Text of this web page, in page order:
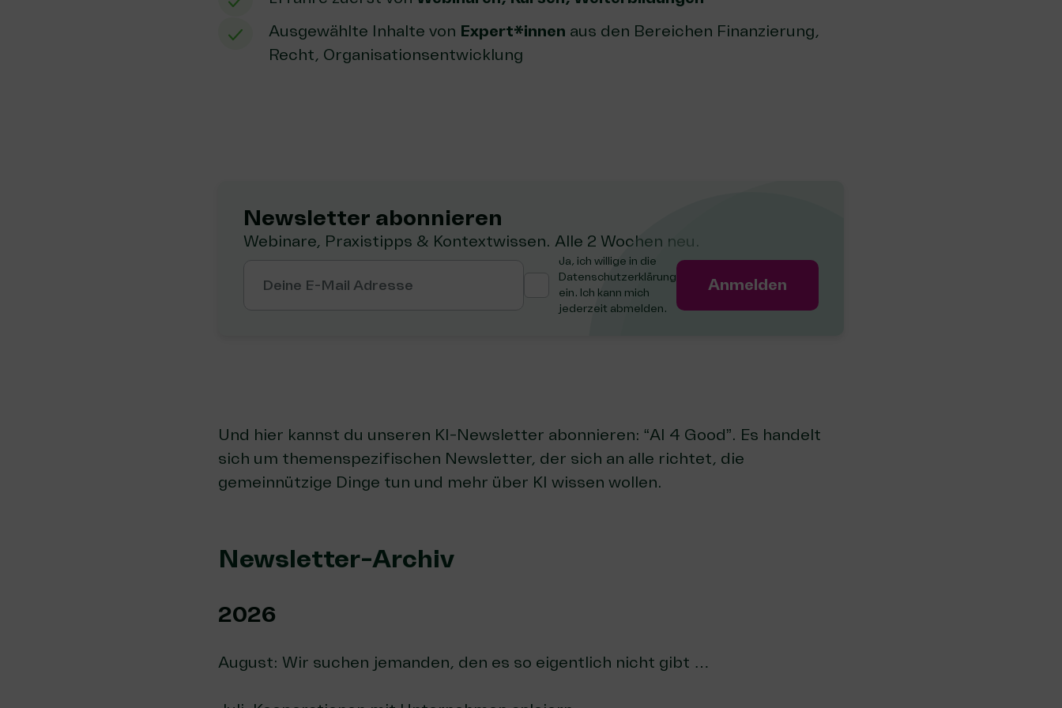
Ausgewählte Inhalte von Expert*innen aus den Bereichen Finanzierung,
Recht, Organisationsentwicklung
Newsletter abon­nie­ren
Webinare, Praxistipps & Kontextwissen. Alle 2 Wochen neu.
Deine E-Mail Adresse
Ja, ich willige in die
Datenschutzerklärung
ein. Ich kann mich
jederzeit abmelden.
Anmelden
Und hier kannst du unseren KI-Newsletter abonnieren: “AI 4 Good”. Es handelt
sich um themenspezifischen Newsletter, der sich an alle richtet, die
gemeinnützige Dinge tun und mehr über KI wissen wollen.
Newsletter-Archiv
2026
August: Wir suchen jemanden, den es so eigentlich nicht gibt …